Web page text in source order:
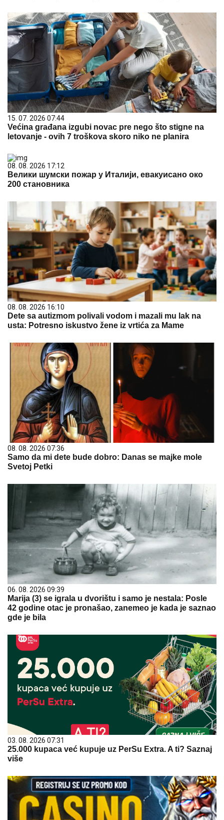
15. 07. 2026 07:44
Većina građana izgubi novac pre nego što stigne na
letovanje - ovih 7 troškova skoro niko ne planira
08. 08. 2026 17:12
Велики шумски пожар у Италији, евакуисано око
200 становника
08. 08. 2026 16:10
Dete sa autizmom polivali vodom i mazali mu lak na
usta: Potresno iskustvo žene iz vrtića za Mame
08. 08. 2026 07:36
Samo da mi dete bude dobro: Danas se majke mole
Svetoj Petki
06. 08. 2026 09:39
Marija (3) se igrala u dvorištu i samo je nestala: Posle
42 godine otac je pronašao, zanemeo je kada je saznao
gde je bila
03. 08. 2026 07:31
25.000 kupaca već kupuje uz PerSu Extra. A ti? Saznaj
više